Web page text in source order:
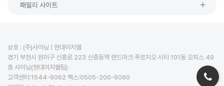
패밀리 사이트
상호 : (주)샤이닝 | 현대이지웹
경기 부천시 원미구 신흥로 223 신중동역 랜드마크 푸르지오 시티 101동 오피스 49
층 샤이닝(현대이지웹팀)
고객센터:1544-6062 팩스:0505-200-6060